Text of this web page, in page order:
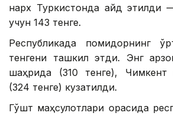
нарх Туркистонда қайд этилди
учун 143 тенге.
Республикада помидорнинг
тенгени ташкил этди. Энг
шаҳрида (310 тенге), Чимкент
(324 тенге) кузатилди.
Гўшт маҳсулотлари орасида